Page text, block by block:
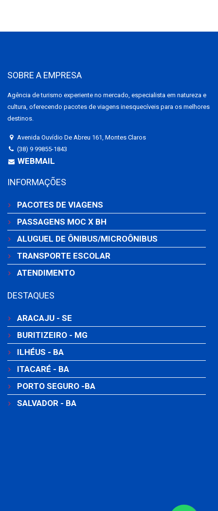
SOBRE A EMPRESA
Agência de turismo experiente no mercado, especialista em natureza e
cultura, oferecendo pacotes de viagens inesquecíveis para os melhores
destinos.
Avenida Ouvídio De Abreu 161, Montes Claros
(38) 9 99855-1843
WEBMAIL
INFORMAÇÕES
PACOTES DE VIAGENS
PASSAGENS MOC X BH
ALUGUEL DE ÔNIBUS/MICROÔNIBUS
TRANSPORTE ESCOLAR
ATENDIMENTO
DESTAQUES
ARACAJU - SE
BURITIZEIRO - MG
ILHÉUS - BA
ITACARÉ - BA
PORTO SEGURO -BA
SALVADOR - BA